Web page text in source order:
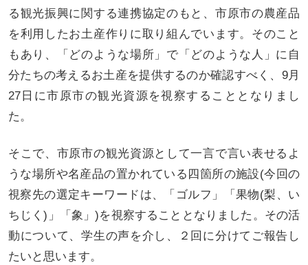
る観光振興に関する連携協定のもと、市原市の農産品
を利用したお土産作りに取り組んでいます。そのこと
もあり、「どのような場所」で「どのような人」に自
分たちの考えるお土産を提供するのか確認すべく、9月
27日に市原市の観光資源を視察することとなりまし
た。
そこで、市原市の観光資源として一言で言い表せるよ
うな場所や名産品の置かれている四箇所の施設(今回の
視察先の選定キーワードは、「ゴルフ」「果物(梨、い
ちじく)」「象」)を視察することとなりました。その活
動について、学生の声を介し、２回に分けてご報告し
たいと思います。